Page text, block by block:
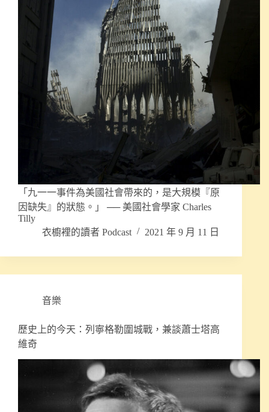
「九一一事件為美國社會帶來的，是大規模『原
因缺失』的狀態。」 ── 美國社會學家 Charles
Tilly
衣櫥裡的讀者 Podcast
2021 年 9 月 11 日
音樂
歷史上的今天：列寧格勒圍城戰，兼談蕭士塔高
維奇